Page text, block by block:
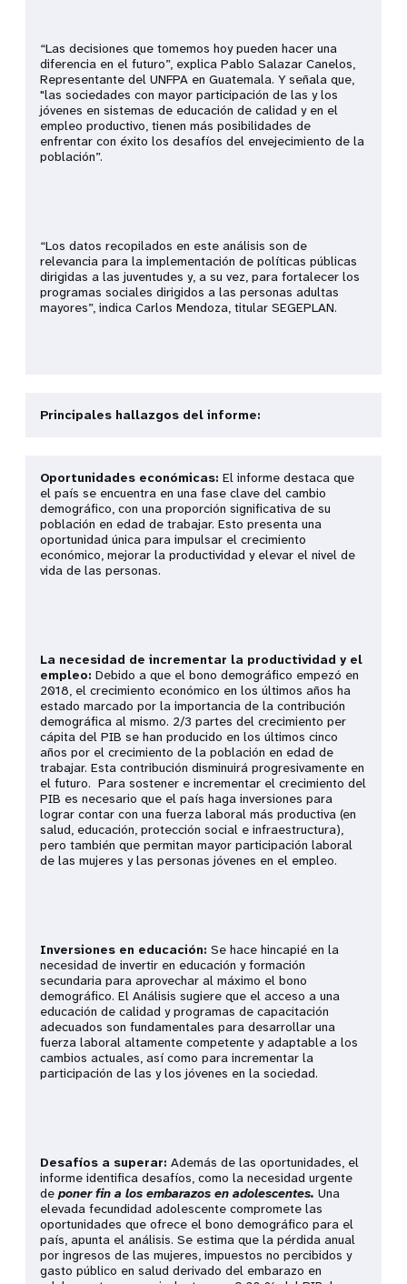
“Las decisiones que tomemos hoy pueden hacer una
diferencia en el futuro”, explica Pablo Salazar Canelos,
Representante del UNFPA en Guatemala. Y señala que,
"las sociedades con mayor participación de las y los
jóvenes en sistemas de educación de calidad y en el
empleo productivo, tienen más posibilidades de
enfrentar con éxito los desafíos del envejecimiento de la
población”.
“Los datos recopilados en este análisis son de
relevancia para la implementación de políticas públicas
dirigidas a las juventudes y, a su vez, para fortalecer los
programas sociales dirigidos a las personas adultas
mayores”, indica Carlos Mendoza, titular SEGEPLAN.
Principales hallazgos del informe:
Oportunidades económicas: El informe destaca que
el país se encuentra en una fase clave del cambio
demográfico, con una proporción significativa de su
población en edad de trabajar. Esto presenta una
oportunidad única para impulsar el crecimiento
económico, mejorar la productividad y elevar el nivel de
vida de las personas.
La necesidad de incrementar la productividad y el
empleo:Debido a que el bono demográfico empezó en
2018, el crecimiento económico en los últimos años ha
estado marcado por la importancia de la contribución
demográfica al mismo. 2/3 partes del crecimiento per
cápita del PIB se han producido en los últimos cinco
años por el crecimiento de la población en edad de
trabajar. Esta contribución disminuirá progresivamente en
el futuro. Para sostener e incrementar el crecimiento del
PIB es necesario que el país haga inversiones para
lograr contar con una fuerza laboral más productiva (en
salud, educación, protección social e infraestructura),
pero también que permitan mayor participación laboral
de las mujeres y las personas jóvenes en el empleo.
Inversiones en educación: Se hace hincapié en la
necesidad de invertir en educación y formación
secundaria para aprovechar al máximo el bono
demográfico. El Análisis sugiere que el acceso a una
educación de calidad y programas de capacitación
adecuados son fundamentales para desarrollar una
fuerza laboral altamente competente y adaptable a los
cambios actuales, así como para incrementar la
participación de las y los jóvenes en la sociedad.
Desafíos a superar: Además de las oportunidades, el
informe identifica desafíos, como la necesidad urgente
de poner fin a los embarazos en adolescentes. Una
elevada fecundidad adolescente compromete las
oportunidades que ofrece el bono demográfico para el
país, apunta el análisis. Se estima que la pérdida anual
por ingresos de las mujeres, impuestos no percibidos y
gasto público en salud derivado del embarazo en